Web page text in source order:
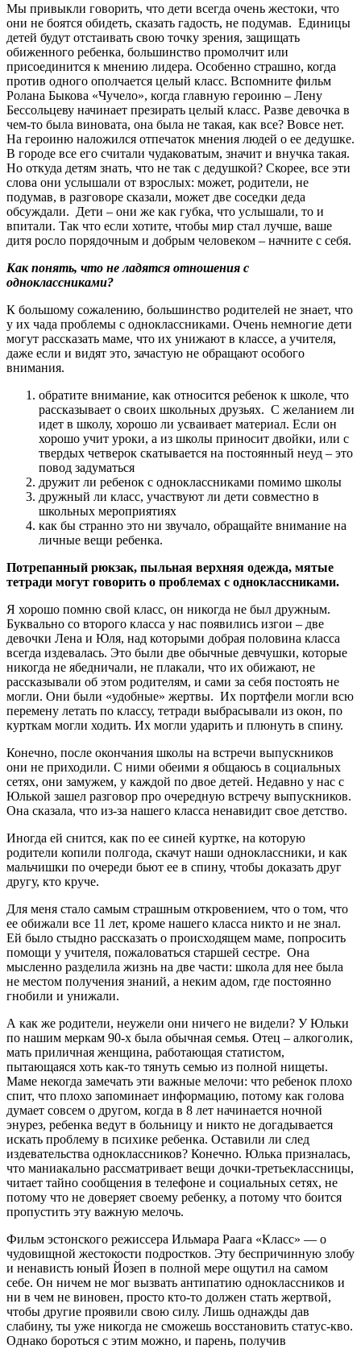
Мы привыкли говорить, что дети всегда очень жестоки, что
они не боятся обидеть, сказать гадость, не подумав. Единицы
детей будут отстаивать свою точку зрения, защищать
обиженного ребенка, большинство промолчит или
присоединится к мнению лидера. Особенно страшно, когда
против одного ополчается целый класс. Вспомните фильм
Ролана Быкова «Чучело», когда главную героиню – Лену
Бессольцеву начинает презирать целый класс. Разве девочка в
чем-то была виновата, она была не такая, как все? Вовсе нет.
На героиню наложился отпечаток мнения людей о ее дедушке.
В городе все его считали чудаковатым, значит и внучка такая.
Но откуда детям знать, что не так с дедушкой? Скорее, все эти
слова они услышали от взрослых: может, родители, не
подумав, в разговоре сказали, может две соседки деда
обсуждали. Дети – они же как губка, что услышали, то и
впитали. Так что если хотите, чтобы мир стал лучше, ваше
дитя росло порядочным и добрым человеком – начните с себя.
Как понять, что не ладятся отношения с
одноклассниками?
К большому сожалению, большинство родителей не знает, что
у их чада проблемы с одноклассниками. Очень немногие дети
могут рассказать маме, что их унижают в классе, а учителя,
даже если и видят это, зачастую не обращают особого
внимания.
обратите внимание, как относится ребенок к школе, что
рассказывает о своих школьных друзьях. С желанием ли
идет в школу, хорошо ли усваивает материал. Если он
хорошо учит уроки, а из школы приносит двойки, или с
твердых четверок скатывается на постоянный неуд – это
повод задуматься
дружит ли ребенок с одноклассниками помимо школы
дружный ли класс, участвуют ли дети совместно в
школьных мероприятиях
как бы странно это ни звучало, обращайте внимание на
личные вещи ребенка.
Потрепанный рюкзак, пыльная верхняя одежда, мятые
тетради могут говорить о проблемах с одноклассниками.
Я хорошо помню свой класс, он никогда не был дружным.
Буквально со второго класса у нас появились изгои – две
девочки Лена и Юля, над которыми добрая половина класса
всегда издевалась. Это были две обычные девчушки, которые
никогда не ябедничали, не плакали, что их обижают, не
рассказывали об этом родителям, и сами за себя постоять не
могли. Они были «удобные» жертвы. Их портфели могли всю
перемену летать по классу, тетради выбрасывали из окон, по
курткам могли ходить. Их могли ударить и плюнуть в спину.
Конечно, после окончания школы на встречи выпускников
они не приходили. С ними обеими я общаюсь в социальных
сетях, они замужем, у каждой по двое детей. Недавно у нас с
Юлькой зашел разговор про очередную встречу выпускников.
Она сказала, что из-за нашего класса ненавидит свое детство.
Иногда ей снится, как по ее синей куртке, на которую
родители копили полгода, скачут наши одноклассники, и как
мальчишки по очереди бьют ее в спину, чтобы доказать друг
другу, кто круче.
Для меня стало самым страшным откровением, что о том, что
ее обижали все 11 лет, кроме нашего класса никто и не знал.
Ей было стыдно рассказать о происходящем маме, попросить
помощи у учителя, пожаловаться старшей сестре. Она
мысленно разделила жизнь на две части: школа для нее была
не местом получения знаний, а неким адом, где постоянно
гнобили и унижали.
А как же родители, неужели они ничего не видели? У Юльки
по нашим меркам 90-х была обычная семья. Отец – алкоголик,
мать приличная женщина, работающая статистом,
пытающаяся хоть как-то тянуть семью из полной нищеты.
Маме некогда замечать эти важные мелочи: что ребенок плохо
спит, что плохо запоминает информацию, потому как голова
думает совсем о другом, когда в 8 лет начинается ночной
энурез, ребенка ведут в больницу и никто не догадывается
искать проблему в психике ребенка. Оставили ли след
издевательства одноклассников? Конечно. Юлька призналась,
что маниакально рассматривает вещи дочки-третьеклассницы,
читает тайно сообщения в телефоне и социальных сетях, не
потому что не доверяет своему ребенку, а потому что боится
пропустить эту важную мелочь.
Фильм эстонского режиссера Ильмара Раага «Класс» — о
чудовищной жестокости подростков. Эту беспричинную злобу
и ненависть юный Йозеп в полной мере ощутил на самом
себе. Он ничем не мог вызвать антипатию одноклассников и
ни в чем не виновен, просто кто-то должен стать жертвой,
чтобы другие проявили свою силу. Лишь однажды дав
слабину, ты уже никогда не сможешь восстановить статус-кво.
Однако бороться с этим можно, и парень, получив